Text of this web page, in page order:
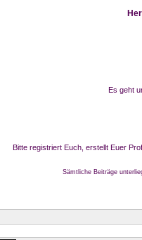
Es geht
Bitte registriert Euch, erstellt Euer
Sämtliche Beiträge